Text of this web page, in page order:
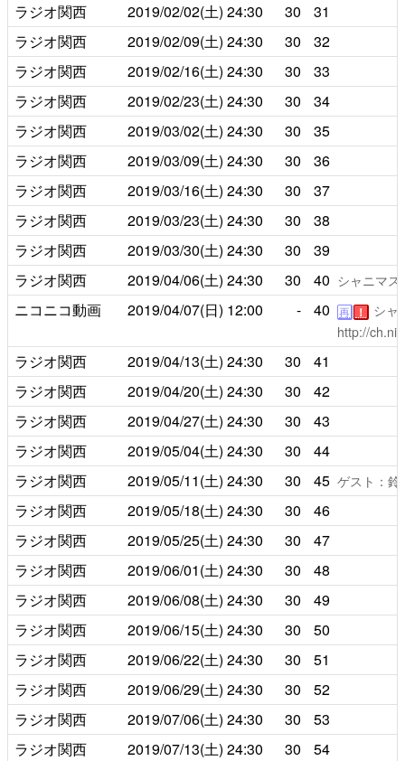
ラジオ関西
2019/02/02(土) 24:30 30
31
ラジオ関西
2019/02/09(土) 24:30 30
32
ラジオ関西
2019/02/16(土) 24:30 30
33
ラジオ関西
2019/02/23(土) 24:30 30
34
ラジオ関西
2019/03/02(土) 24:30 30
35
ラジオ関西
2019/03/09(土) 24:30 30
36
ラジオ関西
2019/03/16(土) 24:30 30
37
ラジオ関西
2019/03/23(土) 24:30 30
38
ラジオ関西
2019/03/30(土) 24:30 30
39
ラジオ関西
2019/04/06(土) 24:30 30 40 シャニマ
ニコニコ動画 2019/04/07(日) 12:00 - 40 再 ！
シャ
http://
ラジオ関西 2019/04/13(土) 24:30 30
41
ラジオ関西
2019/04/20(土) 24:30 30
42
ラジオ関西
2019/04/27(土) 24:30 30
43
ラジオ関西
2019/05/04(土) 24:30 30
44
ラジオ関西
2019/05/11(土) 24:30 30 45 ゲスト：鈴
ラジオ関西 2019/05/18(土) 24:30 30
46
ラジオ関西
2019/05/25(土) 24:30 30
47
ラジオ関西
2019/06/01(土) 24:30 30
48
ラジオ関西
2019/06/08(土) 24:30 30
49
ラジオ関西
2019/06/15(土) 24:30 30
50
ラジオ関西
2019/06/22(土) 24:30 30
51
ラジオ関西
2019/06/29(土) 24:30 30
52
ラジオ関西
2019/07/06(土) 24:30 30
53
ラジオ関西
2019/07/13(土) 24:30 30
54